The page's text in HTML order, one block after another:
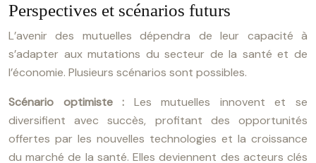
Perspectives et scénarios futurs
L’avenir des mutuelles dépendra de leur capacité à
s’adapter aux mutations du secteur de la santé et de
l’économie. Plusieurs scénarios sont possibles.
Scénario optimiste : Les mutuelles innovent et se
diversifient avec succès, profitant des opportunités
offertes par les nouvelles technologies et la croissance
du marché de la santé. Elles deviennent des acteurs clés